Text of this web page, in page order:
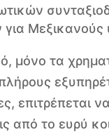
για
μόνο τα
επιτρέπεται
από το ευρύ